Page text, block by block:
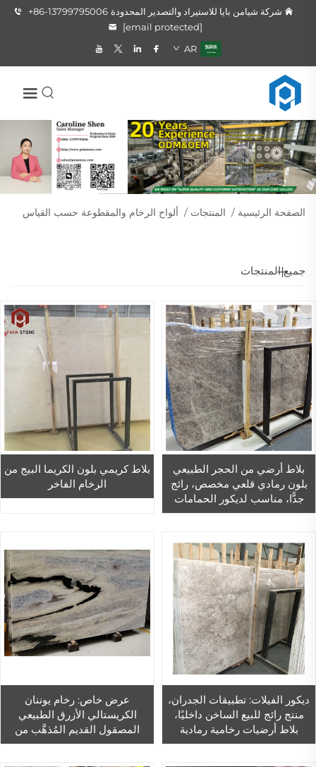
شركة شيامن بايا للاستيراد والتصدير المحدودة +86-13799795006
[email protected]
AR
الصفحة الرئيسية / المنتجات / ألواح الرخام والمقطوعة حسب القياس
جميع المنتجات
بلاط أرضي من الحجر الطبيعي
بلون رمادي قلعي مخصص، رائج
جدًّا، مناسب لديكور الحمامات
بلاط كريمي بلون الكريما البيج من
الرخام الفاخر
ديكور الفيلات: تطبيقات الجدران،
منتج رائج للبيع الساخن داخليًا،
بلاط أرضيات رخامية رمادية
إيطالية
عرض خاص: رخام يوننان
الكريستالي الأزرق الطبيعي
المصقول القديم المُذهَّب من
الصين، ألواح وبلاط رخامي أزرق